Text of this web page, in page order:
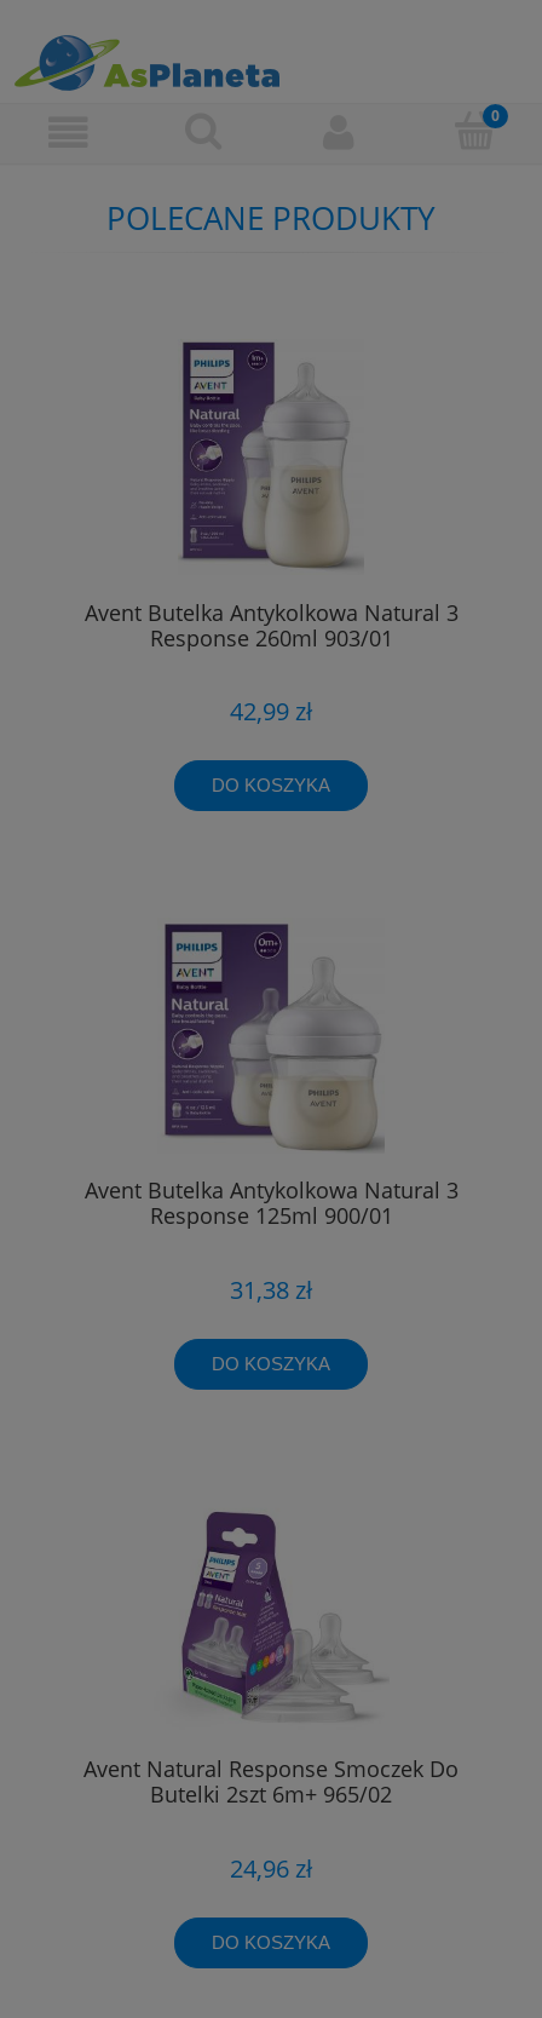
POLECANE PRODUKTY
Avent Butelka Antykolkowa Natural 3
Response 260ml 903/01
42,99 zł
DO KOSZYKA
Avent Butelka Antykolkowa Natural 3
Response 125ml 900/01
31,38 zł
DO KOSZYKA
Avent Natural Response Smoczek Do
Butelki 2szt 6m+ 965/02
24,96 zł
DO KOSZYKA